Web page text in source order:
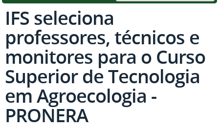
IFS seleciona
professores, técnicos e
monitores para o Curso
Superior de Tecnologia
em Agroecologia -
PRONERA